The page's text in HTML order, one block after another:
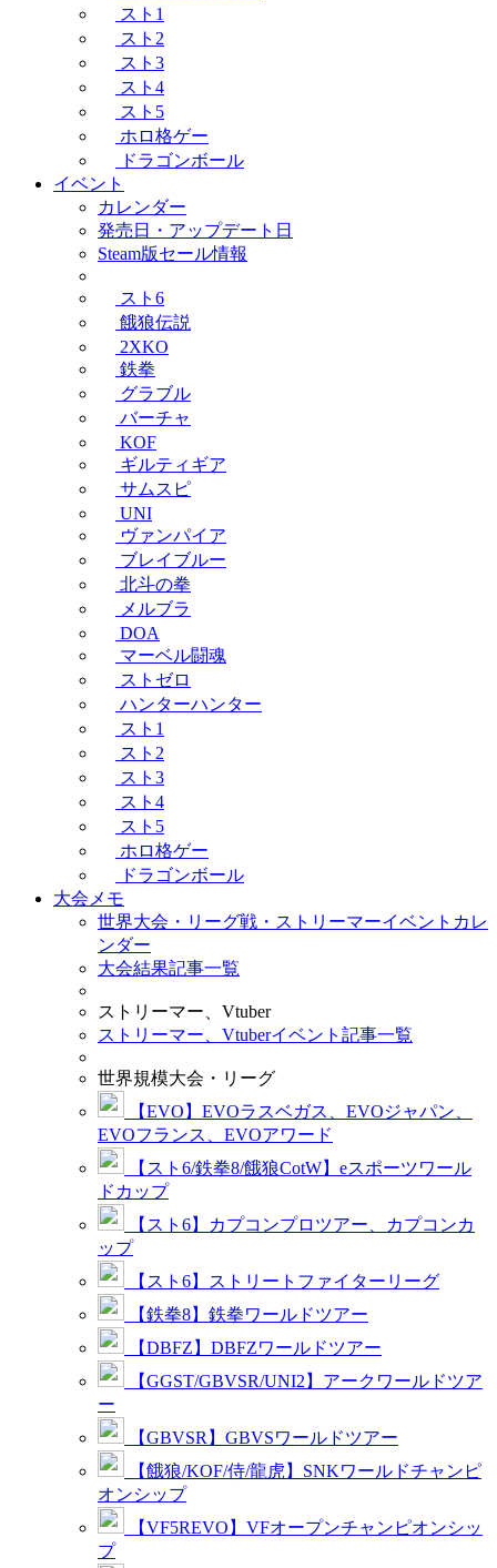
スト1
スト2
スト3
スト4
スト5
ホロ格ゲー
ドラゴンボール
イベント
カレンダー
発売日・アップデート日
Steam版セール情報
スト6
餓狼伝説
2XKO
鉄拳
グラブル
バーチャ
KOF
ギルティギア
サムスピ
UNI
ヴァンパイア
ブレイブルー
北斗の拳
メルブラ
DOA
マーベル闘魂
ストゼロ
ハンターハンター
スト1
スト2
スト3
スト4
スト5
ホロ格ゲー
ドラゴンボール
大会メモ
世界大会・リーグ戦・ストリーマーイベントカレ
ンダー
大会結果記事一覧
ストリーマー、Vtuber
ストリーマー、Vtuberイベント記事一覧
世界規模大会・リーグ
【EVO】EVOラスベガス、EVOジャパン、
EVOフランス、EVOアワード
【スト6/鉄拳8/餓狼CotW】eスポーツワール
ドカップ
【スト6】カプコンプロツアー、カプコンカ
ップ
【スト6】ストリートファイターリーグ
【鉄拳8】鉄拳ワールドツアー
【DBFZ】DBFZワールドツアー
【GGST/GBVSR/UNI2】アークワールドツア
ー
【GBVSR】GBVSワールドツアー
【餓狼/KOF/侍/龍虎】SNKワールドチャンピ
オンシップ
【VF5REVO】VFオープンチャンピオンシッ
プ